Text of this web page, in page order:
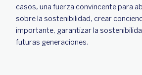
casos, una fuerza convincente para
sobre la sostenibilidad, crear
importante, garantizar la
futuras generaciones.